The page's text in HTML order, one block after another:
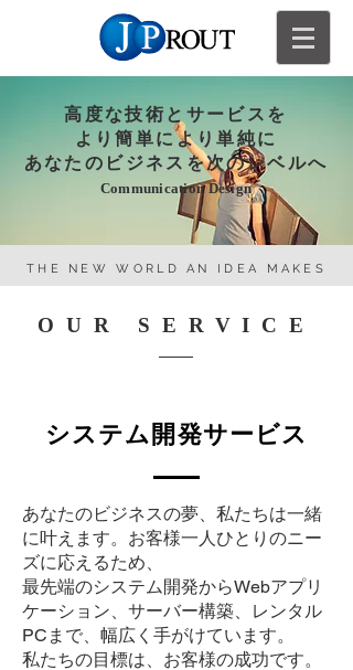
高度な技術とサービスを
より簡単により単純に
あなたのビジネスを次のレベルへ
Communication Design
THE NEW WORLD AN IDEA MAKES
OUR SERVICE
システム開発サービス
あなたのビジネスの夢、私たちは一緒
に叶えます。お客様一人ひとりのニー
ズに応えるため、
最先端のシステム開発からWebアプリ
ケーション、サーバー構築、レンタル
PCまで、幅広く手がけています。
私たちの目標は、お客様の成功です。